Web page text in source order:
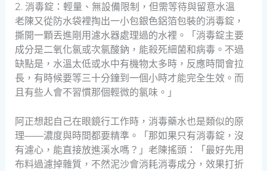
2. 消毒錠：輕量、無設備限制，但需等待與留意水溫
老陳又從防水袋裡掏出一小包銀色鋁箔包裝的消毒錠，
撕開一顆丟進剛用濾水器處理過的水裡。「消毒錠主要
成分是二氧化氯或次氯酸鈉，能殺死細菌和病毒。不過
缺點是，水溫太低或水中有機物太多時，反應時間會拉
長，有時候要等三十分鐘到一個小時才能完全生效。而
且有些人會不習慣那個輕微的氯味。」
阿正想起自己在眼鏡行工作時，消毒藥水也是類似的原
理——濃度與時間都要精準。「那如果只有消毒錠，沒
有濾心，能直接放進溪水嗎？」老陳搖頭：「最好先用
布料過濾掉雜質，不然泥沙會消耗消毒成分，效果打折